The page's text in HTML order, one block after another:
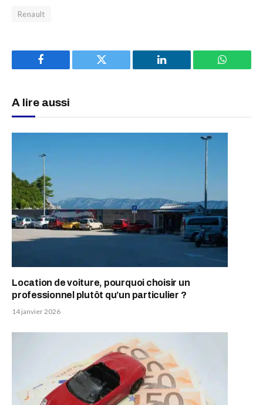
Renault
Facebook Twitter LinkedIn
A lire aussi
Location de voiture, pourquoi choisir un
professionnel plutôt qu’un particulier ?
14 janvier 2026